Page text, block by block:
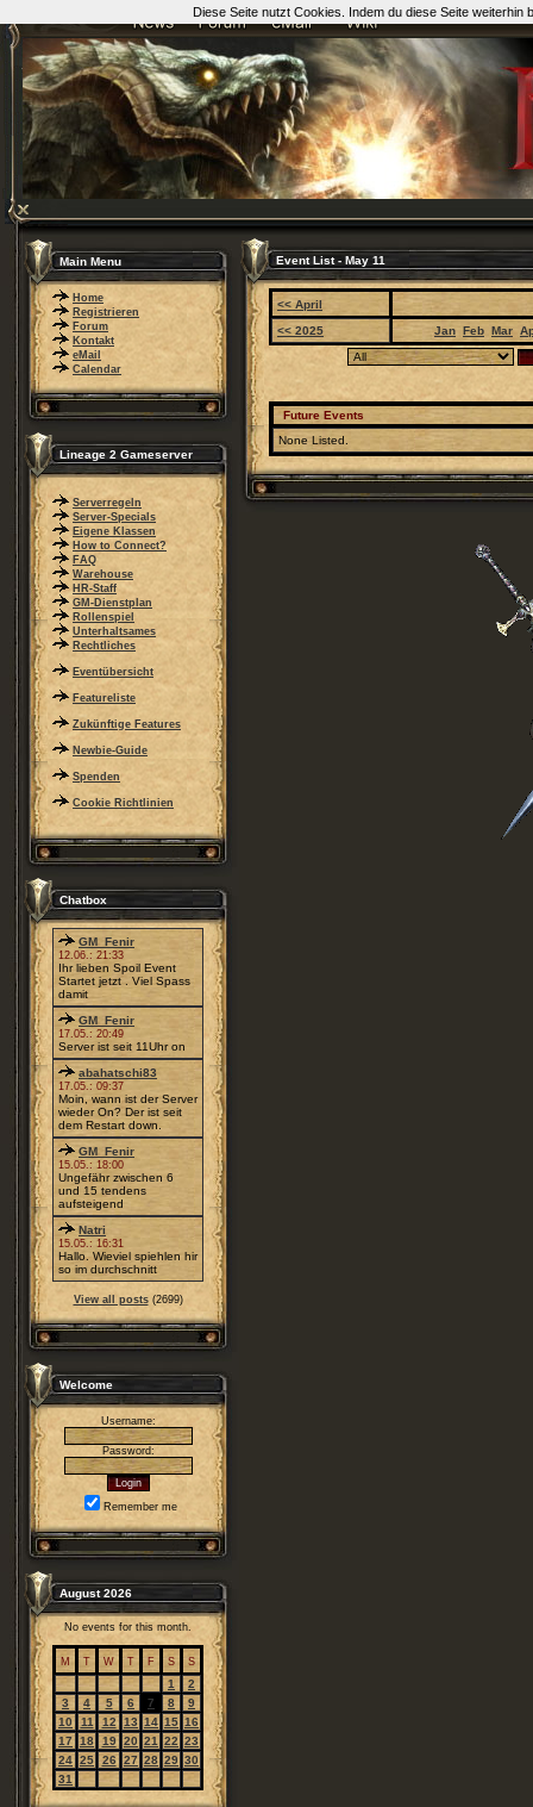
Main Menu
Home
Registrieren
Forum
Kontakt
eMail
Calendar
Lineage 2 Gameserver
Serverregeln
Server-Specials
Eigene Klassen
How to Connect?
FAQ
Warehouse
HR-Staff
GM-Dienstplan
Rollenspiel
Unterhaltsames
Rechtliches
Eventübersicht
Featureliste
Zukünftige Features
Newbie-Guide
Spenden
Cookie Richtlinien
Chatbox
GM_Fenir
12.06.: 21:33
Ihr lieben Spoil Event
Startet jetzt . Viel Spass
damit
GM_Fenir
17.05.: 20:49
Server ist seit 11Uhr on
abahatschi83
17.05.: 09:37
Moin, wann ist der Server
wieder On? Der ist seit
dem Restart down.
GM_Fenir
15.05.: 18:00
Ungefähr zwischen 6
und 15 tendens
aufsteigend
Natri
15.05.: 16:31
Hallo. Wieviel spiehlen hir
so im durchschnitt
View all posts(2699)
Welcome
Username:
Password:
Remember me
August 2026
No events for this month.
M T W T F S S
1
2
3
4 5 6 7 8
9
10
11 12 13 14 15 16
17 18 19 20 21 22 23
24 25 26 27 28 29 30
31
Event List - May 11
<< April
<< 2025
Jan Feb Mar
Future Events
None Listed.
Diese Seite nutzt Cookies. Indem du diese Seite